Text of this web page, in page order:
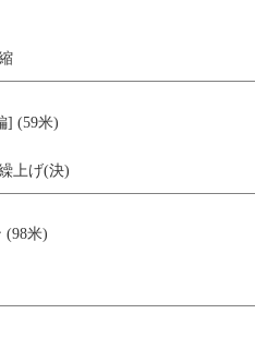
] (59米)
上げ(決)
(98米)